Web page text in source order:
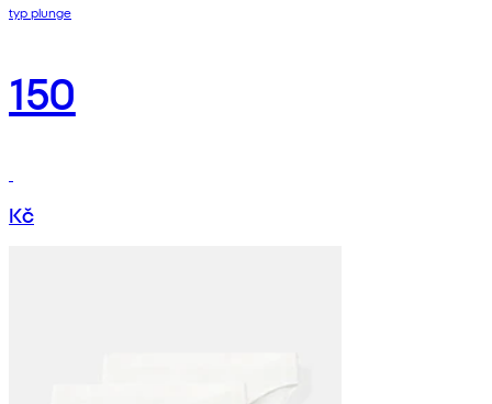
typ plunge
150
Kč